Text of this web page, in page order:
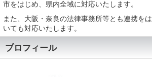
市をはじめ、県内全域に対応いたします。
また、大阪・奈良の法律事務所等とも連携を
いても対応いたします。
プロフィール